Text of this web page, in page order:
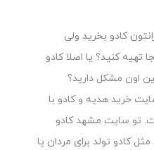
کادو بخرید ولی
تهیه کنید؟ یا اصلا کادو
اون مشکل دارید؟
خرید هدیه و کادو با
تو سایت مشهد کادو
کادو تولد برای مردان یا